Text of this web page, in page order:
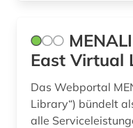
East Virtual
Das Webportal
Library“) bündelt
alle